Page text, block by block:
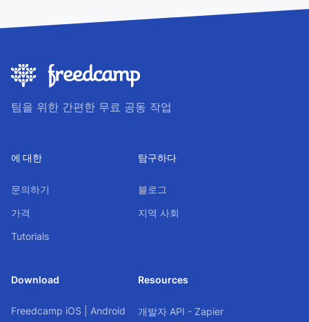
팀을 위한 간편한 무료 공동 작업
에 대한
문의하기
가격
Tutorials
탐구하다
블로그
지역 사회
Download
Freedcamp iOS Android
Resources
개발자 API - Zapier